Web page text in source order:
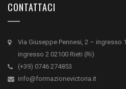
CONTATTACI
Via Giuseppe Pennesi, 2 – ingresso
ingresso 2 02100 Rieti (Ri)
(+39) 0746 274853
info@formazionevictoria.it